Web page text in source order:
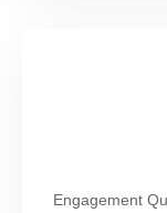
Engagement